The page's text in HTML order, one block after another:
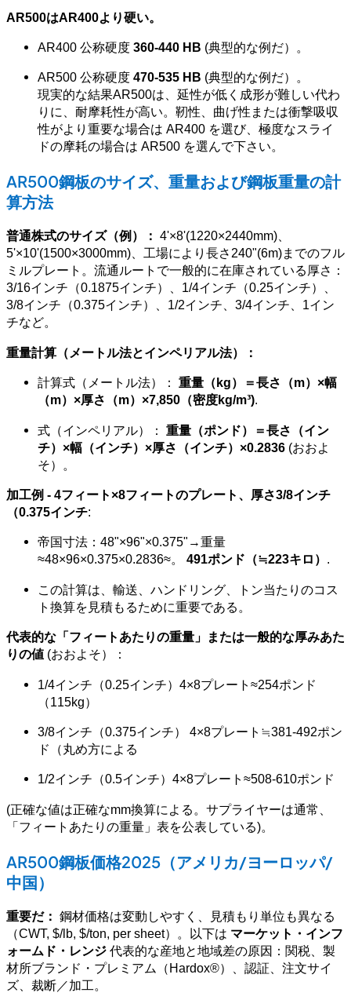
AR500はAR400より硬い。
AR400 公称硬度 360-440 HB (典型的な例だ）。
AR500 公称硬度 470-535 HB (典型的な例だ）。
現実的な結果AR500は、延性が低く成形が難しい代わ
りに、耐摩耗性が高い。靭性、曲げ性または衝撃吸収
性がより重要な場合は AR400 を選び、極度なスライ
ドの摩耗の場合は AR500 を選んで下さい。
AR500鋼板のサイズ、重量および鋼板重量の計
算方法
普通株式のサイズ（例）： 4'×8'(1220×2440mm)、
5'×10'(1500×3000mm)、工場により長さ240"(6m)までのフル
ミルプレート。流通ルートで一般的に在庫されている厚さ：
3/16インチ（0.1875インチ）、1/4インチ（0.25インチ）、
3/8インチ（0.375インチ）、1/2インチ、3/4インチ、1イン
チなど。
重量計算（メートル法とインペリアル法）：
計算式（メートル法）： 重量（kg）＝長さ（m）×幅
（m）×厚さ（m）×7,850（密度kg/m³).
式（インペリアル）： 重量（ポンド）＝長さ（イン
チ）×幅（インチ）×厚さ（インチ）×0.2836 (おおよ
そ）。
加工例 - 4フィート×8フィートのプレート、厚さ3/8インチ
（0.375インチ:
帝国寸法：48"×96"×0.375"→重量
≈48×96×0.375×0.2836≈。 491ポンド（≒223キロ） .
この計算は、輸送、ハンドリング、トン当たりのコス
ト換算を見積もるために重要である。
代表的な「フィートあたりの重量」または一般的な厚みあた
りの値 (おおよそ）：
1/4インチ（0.25インチ）4×8プレート≈254ポンド
（115kg）
3/8インチ（0.375インチ） 4×8プレート≒381-492ポン
ド（丸め方による
1/2インチ（0.5インチ）4×8プレート≈508-610ポンド
(正確な値は正確なmm換算による。サプライヤーは通常、
「フィートあたりの重量」表を公表している)。
AR500鋼板価格2025（アメリカ/ヨーロッパ/
中国）
重要だ： 鋼材価格は変動しやすく、見積もり単位も異なる
（CWT, $/lb, $/ton, per sheet）。以下は マーケット・インフ
ォームド・レンジ 代表的な産地と地域差の原因：関税、製
材所ブランド・プレミアム（Hardox®）、認証、注文サイ
ズ、裁断／加工。